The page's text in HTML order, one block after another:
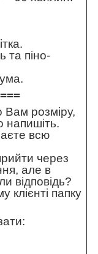
та піно-
Вам розміру,
напишіть.
всю
через
але в
відповідь?
клієнті папку